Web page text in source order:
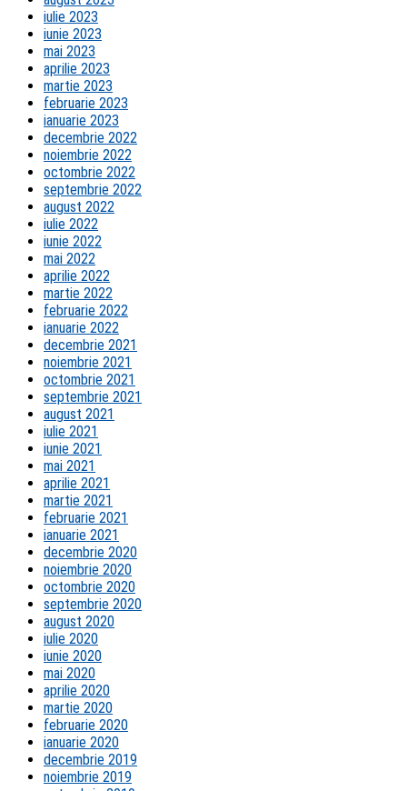
iulie 2023
iunie 2023
mai 2023
aprilie 2023
martie 2023
februarie 2023
ianuarie 2023
decembrie 2022
noiembrie 2022
octombrie 2022
septembrie 2022
august 2022
iulie 2022
iunie 2022
mai 2022
aprilie 2022
martie 2022
februarie 2022
ianuarie 2022
decembrie 2021
noiembrie 2021
octombrie 2021
septembrie 2021
august 2021
iulie 2021
iunie 2021
mai 2021
aprilie 2021
martie 2021
februarie 2021
ianuarie 2021
decembrie 2020
noiembrie 2020
octombrie 2020
septembrie 2020
august 2020
iulie 2020
iunie 2020
mai 2020
aprilie 2020
martie 2020
februarie 2020
ianuarie 2020
decembrie 2019
noiembrie 2019